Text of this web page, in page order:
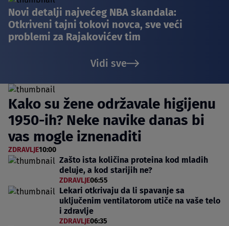
Novi detalji najvećeg NBA skandala:
Otkriveni tajni tokovi novca, sve veći
problemi za Rajakovićev tim
Vidi sve
Kako su žene održavale higijenu
1950-ih? Neke navike danas bi
vas mogle iznenaditi
ZDRAVLJE10:00
Zašto ista količina proteina kod mladih
deluje, a kod starijih ne?
ZDRAVLJE06:55
Lekari otkrivaju da li spavanje sa
uključenim ventilatorom utiče na vaše telo
i zdravlje
ZDRAVLJE06:35